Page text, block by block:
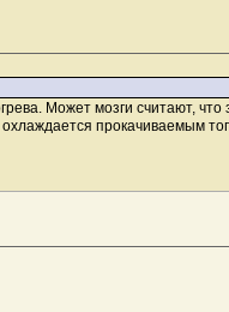
Может мозги считают, что
прокачиваемым